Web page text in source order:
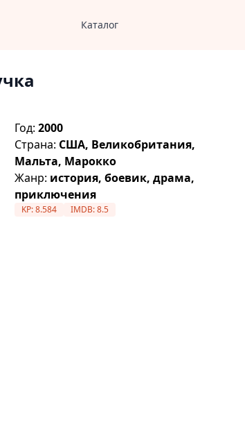
Каталог
Год:2000
Страна: США, Великобритания,
Мальта, Марокко
Жанр: история, боевик, драма,
приключения
KP:8.584 IMDB:8.5